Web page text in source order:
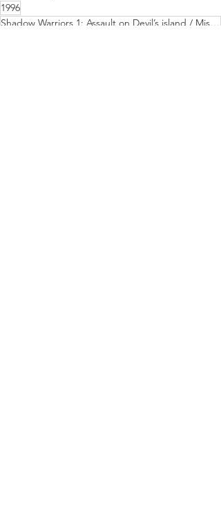
1996
Shadow Warriors 1: Assault on Devil’s island / Mission d’Élite